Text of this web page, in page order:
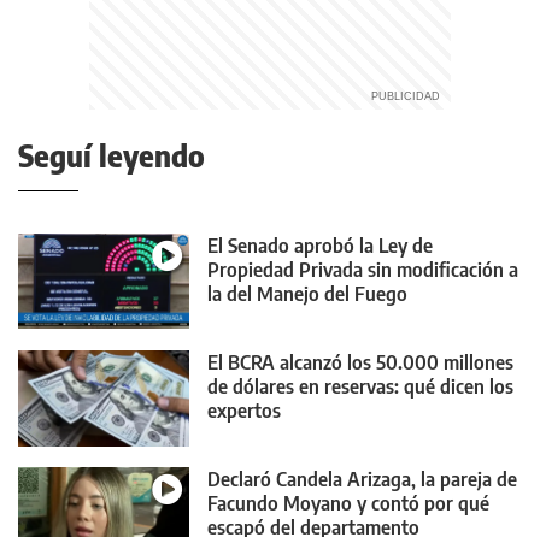
Seguí leyendo
El Senado aprobó la Ley de
Propiedad Privada sin modificación a
la del Manejo del Fuego
El BCRA alcanzó los 50.000 millones
de dólares en reservas: qué dicen los
expertos
Declaró Candela Arizaga, la pareja de
Facundo Moyano y contó por qué
escapó del departamento